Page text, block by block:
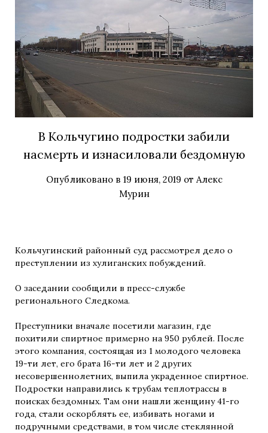
В Кольчугино подростки забили
насмерть и изнасиловали бездомную
Опубликовано в 19 июня, 2019 от Алекс
Мурин
Кольчугинский районный суд рассмотрел дело о
преступлении из хулиганских побуждений.
О заседании сообщили в пресс-службе
регионального Следкома.
Преступники вначале посетили магазин, где
похитили спиртное примерно на 950 рублей. После
этого компания, состоящая из 1 молодого человека
19-ти лет, его брата 16-ти лет и 2 других
несовершеннолетних, выпила украденное спиртное.
Подростки направились к трубам теплотрассы в
поисках бездомных. Там они нашли женщину 41-го
года, стали оскорблять ее, избивать ногами и
подручными средствами, в том числе стеклянной